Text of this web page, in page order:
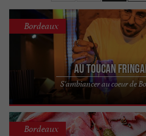
AU TOUCAN
S'ambiancer au coeur de
Bordeaux
Bordeaux